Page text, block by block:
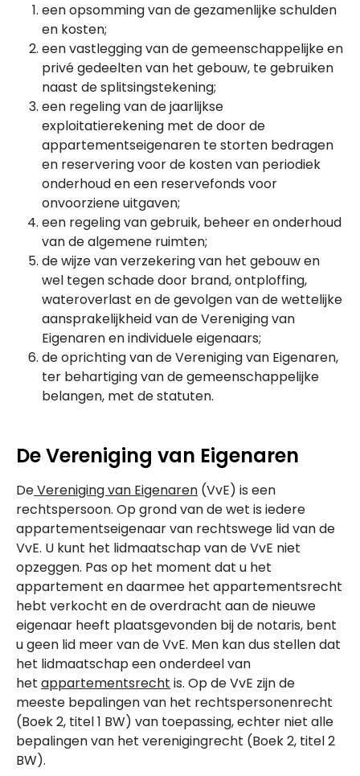
een opsomming van de gezamenlijke schulden
en kosten;
een vastlegging van de gemeenschappelijke en
privé gedeelten van het gebouw, te gebruiken
naast de splitsingstekening;
een regeling van de jaarlijkse
exploitatierekening met de door de
appartementseigenaren te storten bedragen
en reservering voor de kosten van periodiek
onderhoud en een reservefonds voor
onvoorziene uitgaven;
een regeling van gebruik, beheer en onderhoud
van de algemene ruimten;
de wijze van verzekering van het gebouw en
wel tegen schade door brand, ontploffing,
wateroverlast en de gevolgen van de wettelijke
aansprakelijkheid van de Vereniging van
Eigenaren en individuele eigenaars;
de oprichting van de Vereniging van Eigenaren,
ter behartiging van de gemeenschappelijke
belangen, met de statuten.
De Vereniging van Eigenaren
DeVereniging van Eigenaren (VvE) is een
rechtspersoon. Op grond van de wet is iedere
appartementseigenaar van rechtswege lid van de
VvE. U kunt het lidmaatschap van de VvE niet
opzeggen. Pas op het moment dat u het
appartement en daarmee het appartementsrecht
hebt verkocht en de overdracht aan de nieuwe
eigenaar heeft plaatsgevonden bij de notaris, bent
u geen lid meer van de VvE. Men kan dus stellen dat
het lidmaatschap een onderdeel van
het appartementsrecht is. Op de VvE zijn de
meeste bepalingen van het rechtspersonenrecht
(Boek 2, titel 1 BW) van toepassing, echter niet alle
bepalingen van het verenigingrecht (Boek 2, titel 2
BW).